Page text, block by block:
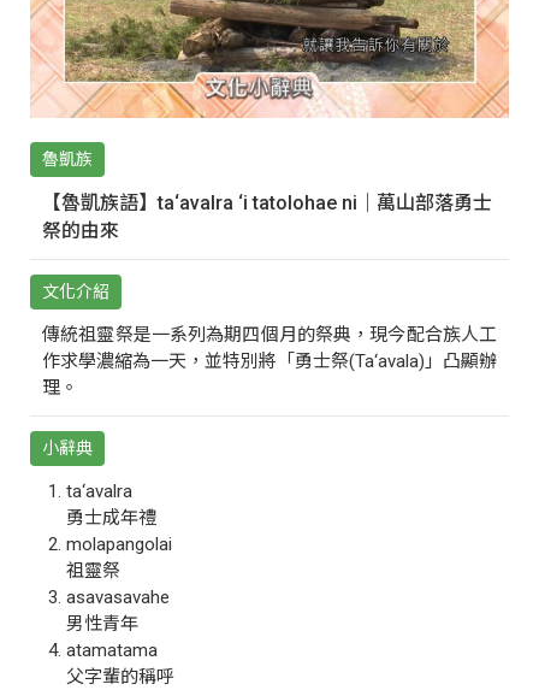
魯凱族
【魯凱族語】ta‘avalra ‘i tatolohae ni｜萬山部落勇士
祭的由來
文化介紹
傳統祖靈祭是一系列為期四個月的祭典，現今配合族人工
作求學濃縮為一天，並特別將「勇士祭(Ta‘avala)」凸顯辦
理。
小辭典
ta‘avalra
勇士成年禮
molapangolai
祖靈祭
asavasavahe
男性青年
atamatama
父字輩的稱呼